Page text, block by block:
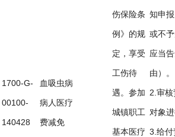
1700-G-
00100-
140428
血吸虫病
病人医疗
费减免
伤保险条
例》的规
定，享受
工伤待
遇。参加
城镇职工
基本医疗
知申
或不
应当
2.审
对
3.给付